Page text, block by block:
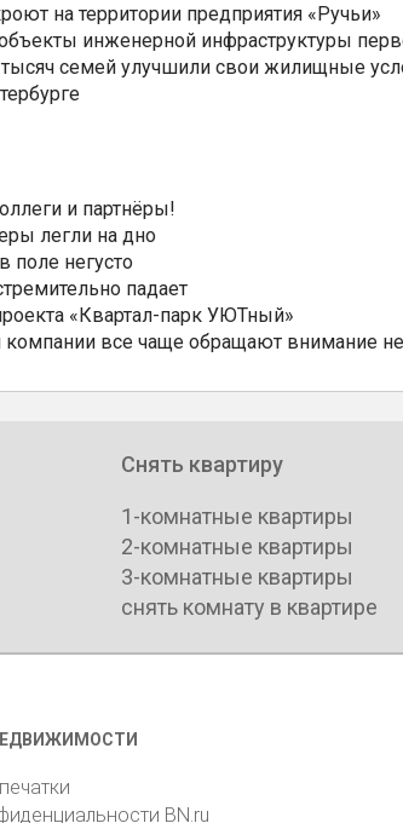
на территории предприятия «Ручьи»
инженерной инфраструктуры
тысяч семей улучшили свои жилищные
и партнёры!
легли на дно
поле негусто
падает
«Квартал-парк УЮТный»
все чаще обращают внимание
Снять квартиру
1-комнатные квартиры
2-комнатные квартиры
3-комнатные квартиры
снять комнату в квартире
BN.ru